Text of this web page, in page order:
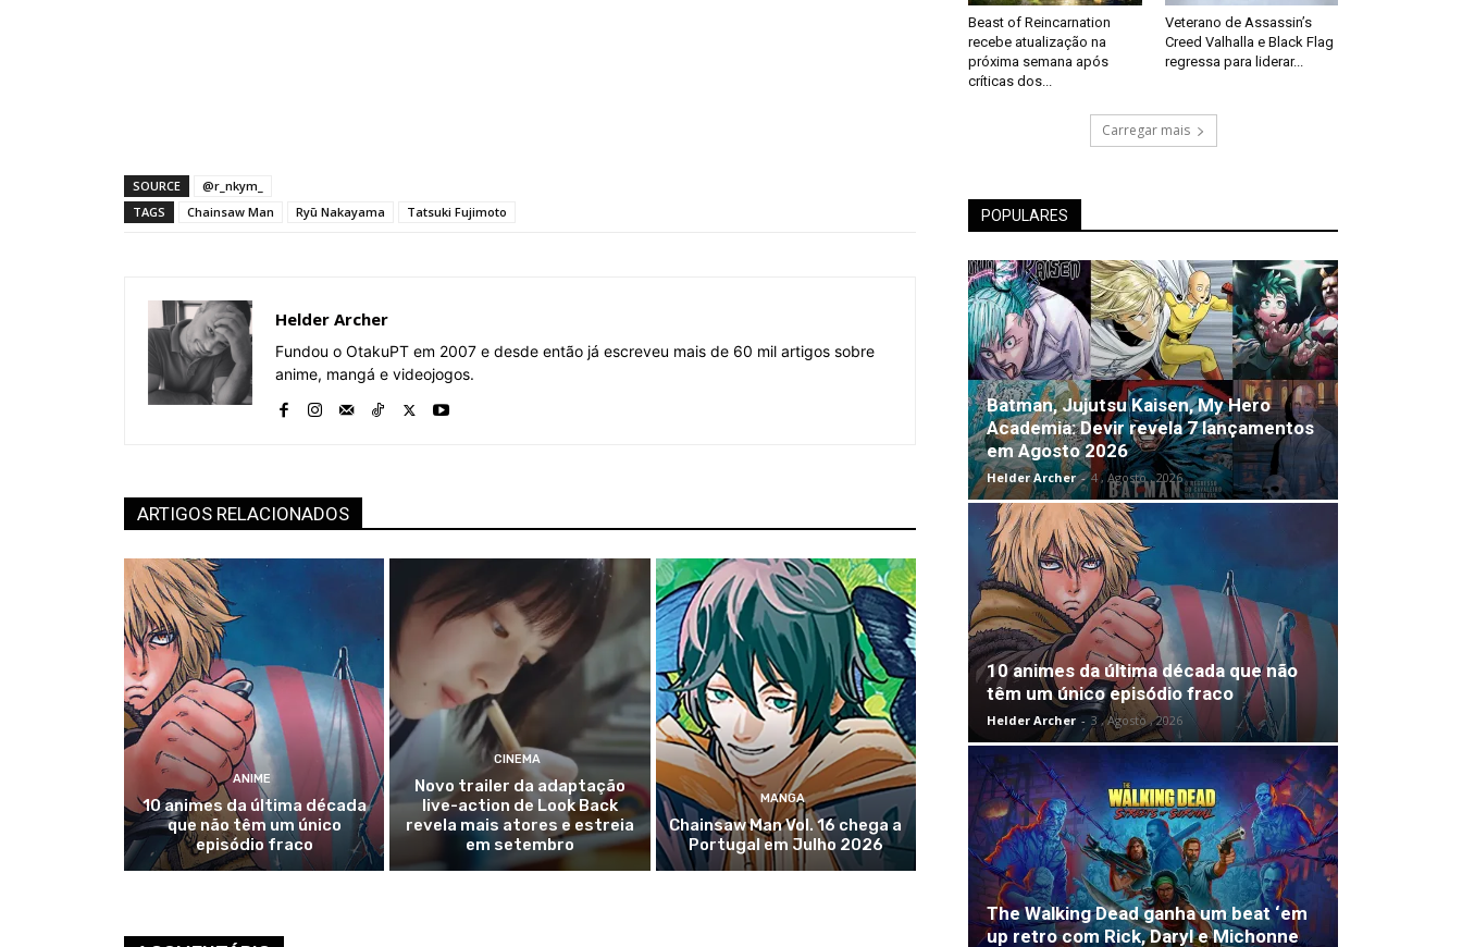
SOURCE
@r_nkym_
TAGS
Chainsaw Man Ryū Nakayama Tatsuki Fujimoto
Helder Archer
Fundou o OtakuPT em 2007 e desde então já escreveu mais de 60 mil artigos sobre
anime, mangá e videojogos.
ARTIGOS RELACIONADOS
ANIME
10 animes da última década
que não têm um único
episódio fraco
CINEMA
Novo trailer da adaptação
live-action de Look Back
revela mais atores e estreia
em setembro
MANGA
Chainsaw Man Vol. 16 chega a
Portugal em Julho 2026
Beast of Reincarnation
recebe atualização na
próxima semana após
críticas dos...
Veterano de Assassin’s
Creed Valhalla e Black Flag
regressa para liderar...
Carregar mais
POPULARES
Batman, Jujutsu Kaisen, My Hero
Academia: Devir revela 7 lançamentos
em Agosto 2026
Helder Archer - 4 , Agosto , 2026
10 animes da última década que não
têm um único episódio fraco
Helder Archer - 3 , Agosto , 2026
The Walking Dead ganha um beat ‘em
up retro com Rick, Daryl e Michonne